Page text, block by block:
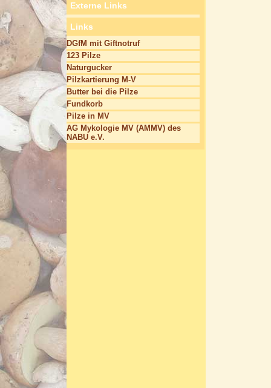
Externe Links
Links
DGfM mit Giftnotruf
123 Pilze
Naturgucker
Pilzkartierung M-V
Butter bei die Pilze
Fundkorb
Pilze in MV
AG Mykologie MV (AMMV) des
NABU e.V.